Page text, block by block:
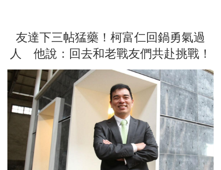
友達下三帖猛藥！柯富仁回鍋勇氣過
人 他說：回去和老戰友們共赴挑戰！